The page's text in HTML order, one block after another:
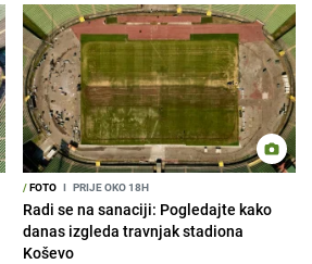
/FOTO I PRIJE OKO 18H
Radi se na sanaciji: Pogledajte kako
danas izgleda travnjak stadiona
Koševo